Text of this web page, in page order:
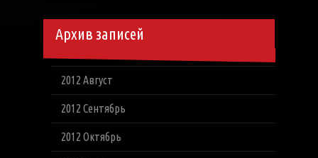
Архив записей
2012 Август
2012 Сентябрь
2012 Октябрь